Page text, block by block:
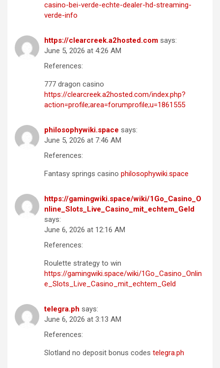
casino-bei-verde-echte-dealer-hd-streaming-
verde-info
https://clearcreek.a2hosted.com says:
June 5, 2026 at 4:26 AM
References:
777 dragon casino
https://clearcreek.a2hosted.com/index.php?
action=profile;area=forumprofile;u=1861555
philosophywiki.space says:
June 5, 2026 at 7:46 AM
References:
Fantasy springs casino philosophywiki.space
https://gamingwiki.space/wiki/1Go_Casino_O
nline_Slots_Live_Casino_mit_echtem_Geld
says:
June 6, 2026 at 12:16 AM
References:
Roulette strategy to win
https://gamingwiki.space/wiki/1Go_Casino_Onlin
e_Slots_Live_Casino_mit_echtem_Geld
telegra.ph says:
June 6, 2026 at 3:13 AM
References:
Slotland no deposit bonus codes telegra.ph